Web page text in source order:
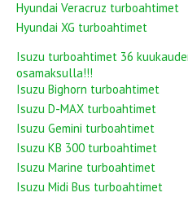
Hyundai Veracruz turboahtimet
Hyundai XG turboahtimet
Isuzu turboahtimet 36
osamaksulla!!!
Isuzu Bighorn turboahtimet
Isuzu D-MAX turboahtimet
Isuzu Gemini turboahtimet
Isuzu KB 300 turboahtimet
Isuzu Marine turboahtimet
Isuzu Midi Bus turboahtimet